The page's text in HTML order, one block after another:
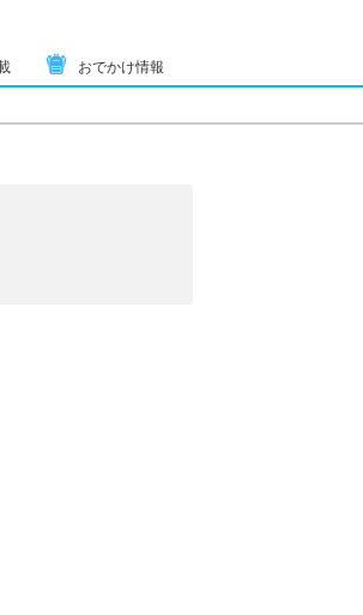
おでかけ情報